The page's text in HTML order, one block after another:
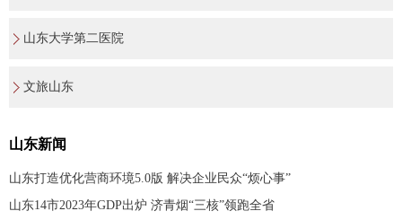
山东大学第二医院
文旅山东
山东新闻
山东打造优化营商环境5.0版 解决企业民众“烦心事”
山东14市2023年GDP出炉 济青烟“三核”领跑全省